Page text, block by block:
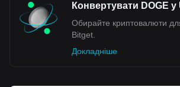
Конвертувати DOGE у
Обирайте криптовалюти для
Bitget.
Докладніше